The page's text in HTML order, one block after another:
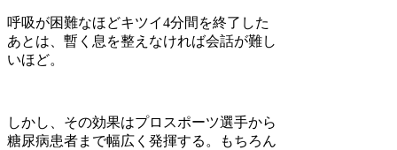
呼吸が困難なほどキツイ4分間を終了した
あとは、暫く息を整えなければ会話が難し
いほど。
しかし、その効果はプロスポーツ選手から
糖尿病患者まで幅広く発揮する。もちろん